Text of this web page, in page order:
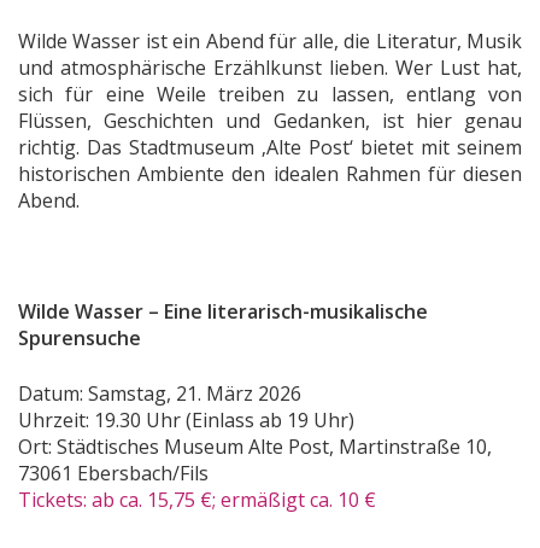
Wilde Wasser ist ein Abend für alle, die Literatur, Musik
und atmosphärische Erzählkunst lieben. Wer Lust hat,
sich für eine Weile treiben zu lassen, entlang von
Flüssen, Geschichten und Gedanken, ist hier genau
richtig. Das Stadtmuseum ‚Alte Post‘ bietet mit seinem
historischen Ambiente den idealen Rahmen für diesen
Abend.
Wilde Wasser – Eine literarisch-musikalische
Spurensuche
Datum: Samstag, 21. März 2026
Uhrzeit: 19.30 Uhr (Einlass ab 19 Uhr)
Ort: Städtisches Museum Alte Post, Martinstraße 10,
73061 Ebersbach/Fils
Tickets: ab ca. 15,75 €; ermäßigt ca. 10 €